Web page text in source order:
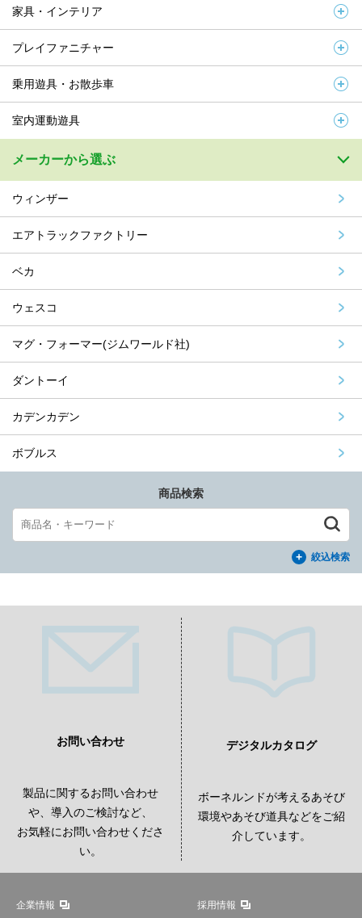
家具・インテリア
プレイファニチャー
乗用遊具・お散歩車
室内運動遊具
メーカーから選ぶ
ウィンザー
エアトラックファクトリー
ベカ
ウェスコ
マグ・フォーマー(ジムワールド社)
ダントーイ
カデンカデン
ボブルス
商品検索
絞込検索
お問い合わせ
製品に関するお問い合わせ
や、導入のご検討など、
お気軽にお問い合わせくださ
い。
デジタルカタログ
ボーネルンドが考えるあそび
環境やあそび道具などをご紹
介しています。
企業情報 採用情報